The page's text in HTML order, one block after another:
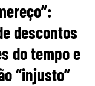
descontos
do tempo e
“injusto”